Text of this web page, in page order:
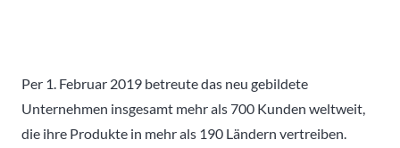
Per 1. Februar 2019 betreute das neu gebildete
Unternehmen insgesamt mehr als 700 Kunden weltweit,
die ihre Produkte in mehr als 190 Ländern vertreiben.